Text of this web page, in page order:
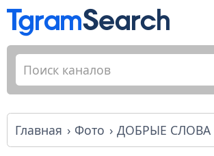
Главная Фото ДОБРЫЕ СЛОВА